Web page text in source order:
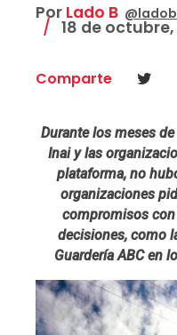
Por Lado B
18 de octubre,
Comparte
Durante los meses
Inai y las
plataforma, no
organizaciones
compromisos con
decisiones, como
Guardería ABC en